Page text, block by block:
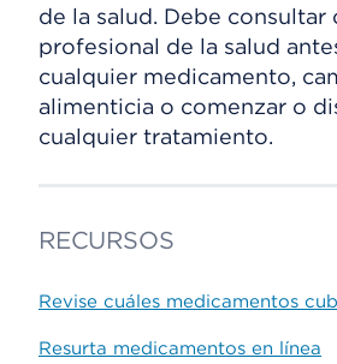
de la salud. Debe consultar
profesional de la salud
cualquier medicamento,
alimenticia o comenzar o
cualquier tratamiento.
RECURSOS
Revise cuáles medicamentos
Resurta medicamentos en línea